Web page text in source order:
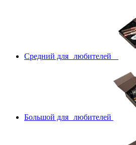
Средний для любителей
Большой для любителей